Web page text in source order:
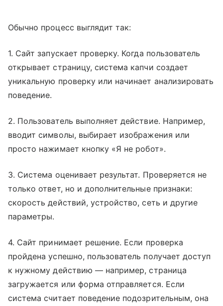
Обычно процесс выглядит так:
1. Сайт запускает проверку. Когда пользователь
открывает страницу, система капчи создает
уникальную проверку или начинает анализировать
поведение.
2. Пользователь выполняет действие. Например,
вводит символы, выбирает изображения или
просто нажимает кнопку «Я не робот».
3. Система оценивает результат. Проверяется не
только ответ, но и дополнительные признаки:
скорость действий, устройство, сеть и другие
параметры.
4. Сайт принимает решение. Если проверка
пройдена успешно, пользователь получает доступ
к нужному действию — например, страница
загружается или форма отправляется. Если
система считает поведение подозрительным, она